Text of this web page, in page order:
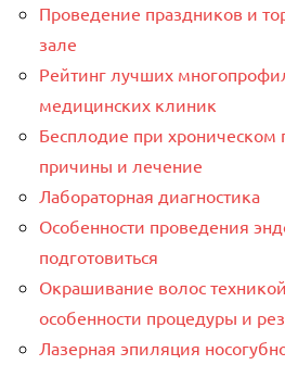
Проведение праздников и
зале
Рейтинг лучших
медицинских клиник
Бесплодие при хроническом
причины и лечение
Лабораторная диагностика
Особенности проведения
подготовиться
Окрашивание волос
особенности процедуры и
Лазерная эпиляция